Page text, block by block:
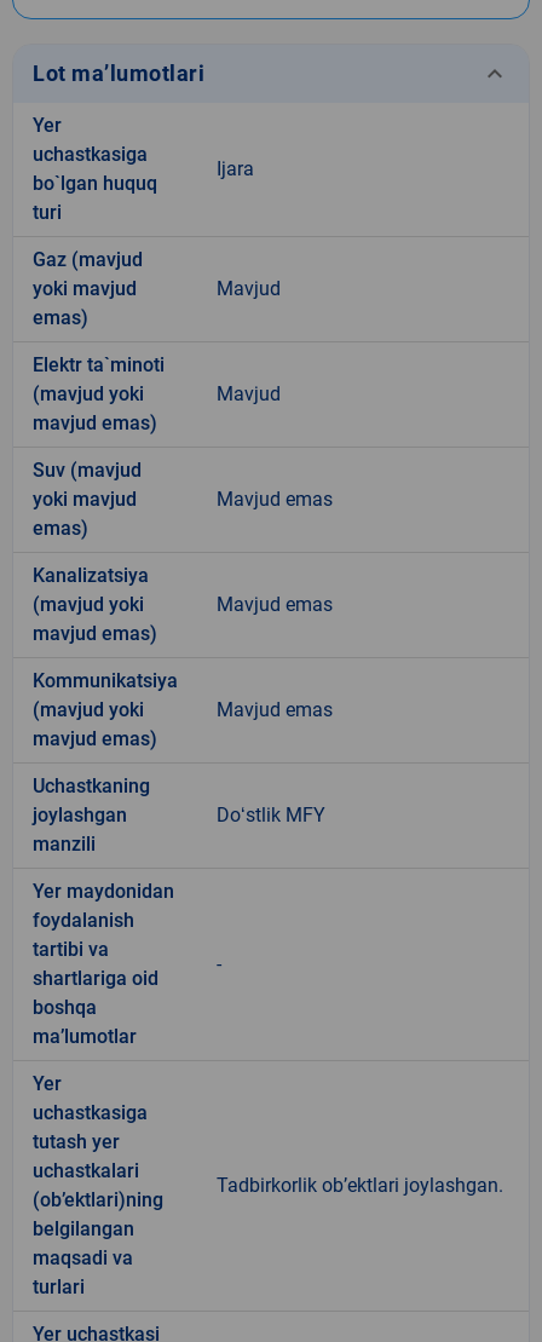
Lot ma’lumotlari keyboard_arrow_down
Yer
uchastkasiga
bo`lgan huquq
turi
Ijara
Gaz (mavjud
yoki mavjud
emas)
Mavjud
Elektr ta`minoti
(mavjud yoki
mavjud emas)
Mavjud
Suv (mavjud
yoki mavjud
emas)
Mavjud emas
Kanalizatsiya
(mavjud yoki
mavjud emas)
Mavjud emas
Kommunikatsiya
(mavjud yoki
mavjud emas)
Mavjud emas
Uchastkaning
joylashgan
manzili
Doʻstlik MFY
Yer maydonidan
foydalanish
tartibi va
shartlariga oid
boshqa
ma’lumotlar
-
Yer
uchastkasiga
tutash yer
uchastkalari
(ob’ektlari)ning
belgilangan
maqsadi va
turlari
Tadbirkorlik ob’ektlari joylashgan.
Yer uchastkasi